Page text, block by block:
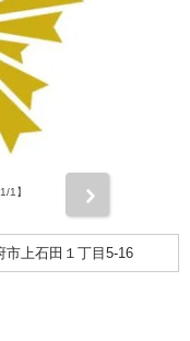
1/1】
市上石田１丁目5-16